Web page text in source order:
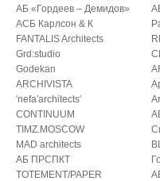
АБ «Гордеев – Демидов»
АСБ Карлсон & К
FANTALIS Architects
Grd:studio
Godekan
ARCHIVISTA
′nefa′architects′
CONTINUUM
TIMZ.MOSCOW
MAD architects
АБ ПРСПКТ
TOTEMENT/PAPER